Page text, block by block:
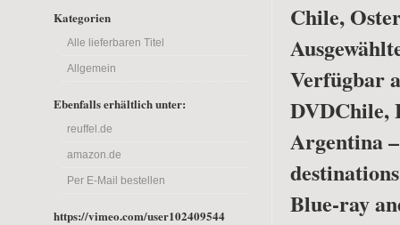
Kategorien
Alle lieferbaren Titel
Allgemein
Ebenfalls erhältlich unter:
reuffel.de
amazon.de
Per E-Mail bestellen
https://vimeo.com/user102409544
Chile,
Verfügbar
DVDChile,
Argentina
Blue-ray